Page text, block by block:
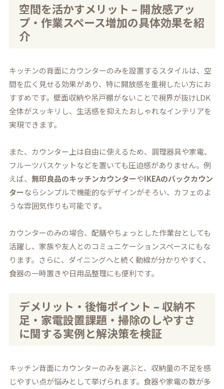
空間を活かすメリット – 開放感アッ
プ・作業スペース増加の具体効果を紹
介
キッチンの背面にカウンターのみを設置するスタイルは、空
間を広く見せる効果があり、特に開放感を重視したい方にお
すすめです。壁面収納や吊戸棚がないことで視界が抜けLDK
全体がスッキリし、生活感を抑えたおしゃれなインテリアを
実現できます。
また、カウンター上は自由に使えるため、調理器具や家電、
フルーツバスケットなどを置いても圧迫感がありません。例
えば、 無印良品のキッチンカウンターやIKEAのバックカウン
ターならシンプルで機能的なデザインがそろい、カフェのよ
うな雰囲気作りも可能です。
カウンターのみの場合、配膳やちょっとした作業台としても
活躍し、家族や友人とのコミュニケーションスペースにもな
ります。さらに、ダイニングへと続く動線が分かりやすく、
食器の一時置きや日用品整理にも便利です。
デメリット・後悔ポイント – 収納不
足・家電設置課題・掃除のしやすさ
に関する実例と解決策を検証
キッチン背面にカウンターのみを選ぶと、収納量の不足を感
じやすい点が悩みとして挙げられます。食器や家電の数が多